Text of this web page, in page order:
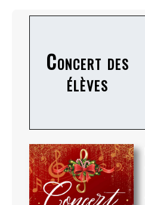
Concert des
élèves